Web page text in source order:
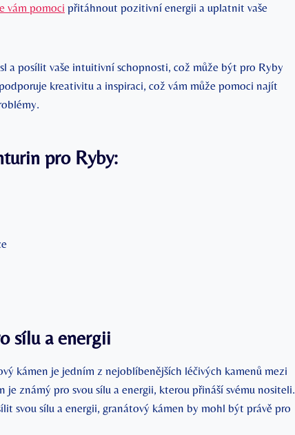
vám pomoci přitáhnout pozitivní energii a uplatnit vaše
a posílit vaše intuitivní schopnosti, což může být pro Ryby
kreativitu a inspiraci, což vám může pomoci najít
pro Ryby:
sílu a energii
kámen je jedním z nejoblíbenějších léčivých kamenů mezi
je známý pro svou sílu a energii, kterou přináší svému nositeli.
svou sílu a energii, granátový kámen by mohl být právě pro